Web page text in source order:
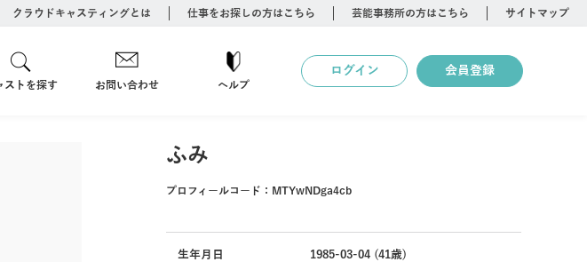
クラウドキャスティングとは 仕事をお探しの方はこちら 芸能事務所の方はこちら サイトマップ
ストを探す お問い合わせ ヘルプ
ログイン 会員登録
ふみ
プロフィールコード： MTYwNDga4cb
生年月日
1985-03-04 (41歳)